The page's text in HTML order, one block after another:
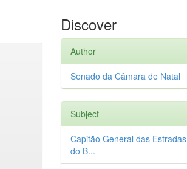
Discover
Author
Senado da Câmara de Natal
Subject
Capitão General das Estradas
do B...